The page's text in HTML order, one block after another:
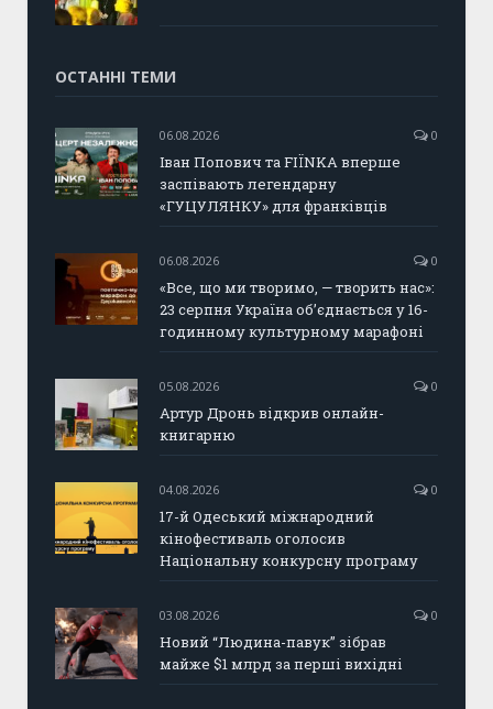
ОСТАННІ ТЕМИ
06.08.2026 0
Іван Попович та FIÏNKA вперше
заспівають легендарну
«ГУЦУЛЯНКУ» для франківців
06.08.2026 0
«Все, що ми творимо, — творить нас»:
23 серпня Україна об’єднається у 16-
годинному культурному марафоні
05.08.2026 0
Артур Дронь відкрив онлайн-
книгарню
04.08.2026 0
17-й Одеський міжнародний
кінофестиваль оголосив
Національну конкурсну програму
03.08.2026 0
Новий “Людина-павук” зібрав
майже $1 млрд за перші вихідні